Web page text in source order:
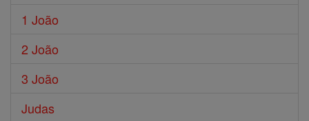
1 João
2 João
3 João
Judas